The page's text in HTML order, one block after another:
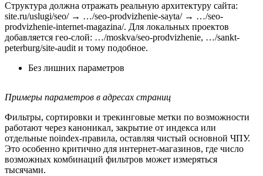
Структура должна отражать реальную архитектуру сайта:
site.ru/uslugi/seo/ → …/seo-prodvizhenie-sayta/ → …/seo-
prodvizhenie-internet-magazina/. Для локальных проектов
добавляется гео‑слой: …/moskva/seo-prodvizhenie, …/sankt-
peterburg/site-audit и тому подобное.
Без лишних параметров
Примеры параметров в адресах страниц
Фильтры, сортировки и трекинговые метки по возможности
работают через каноникал, закрытие от индекса или
отдельные noindex‑правила, оставляя чистый основной ЧПУ.
Это особенно критично для интернет‑магазинов, где число
возможных комбинаций фильтров может измеряться
тысячами.